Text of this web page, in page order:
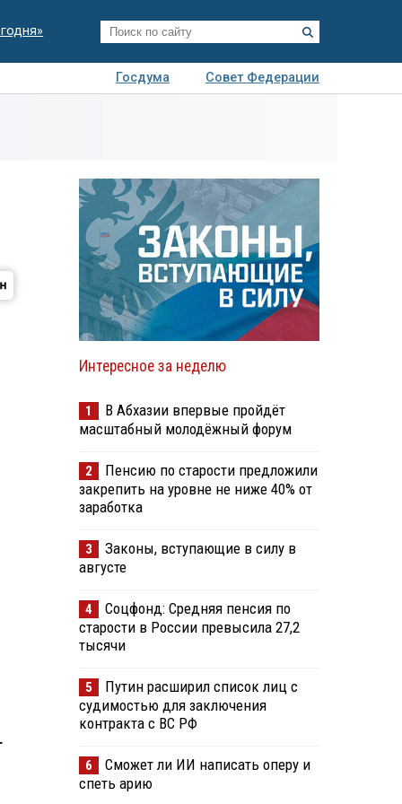
Госдума
Совет Федерации
Интересное за неделю
1
В Абхазии впервые пройдёт
масштабный молодёжный форум
2
Пенсию по старости предложили
закрепить на уровне не ниже 40% от
заработка
3
Законы, вступающие в силу в
августе
4
Соцфонд: Средняя пенсия по
старости в России превысила 27,2
тысячи
5
Путин расширил список лиц с
судимостью для заключения
контракта с ВС РФ
6
Сможет ли ИИ написать оперу и
спеть арию